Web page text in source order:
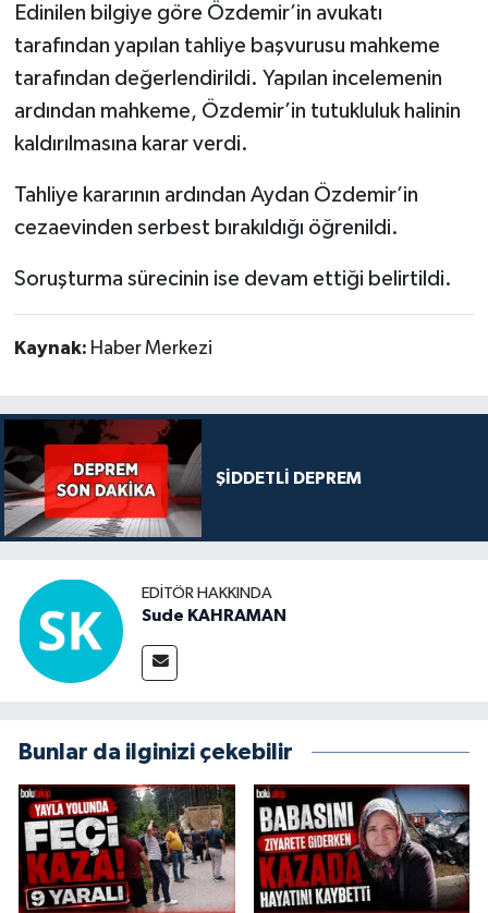
Edinilen bilgiye göre Özdemir’in avukatı
tarafından yapılan tahliye başvurusu mahkeme
tarafından değerlendirildi. Yapılan incelemenin
ardından mahkeme, Özdemir’in tutukluluk halinin
kaldırılmasına karar verdi.
Tahliye kararının ardından Aydan Özdemir’in
cezaevinden serbest bırakıldığı öğrenildi.
Soruşturma sürecinin ise devam ettiği belirtildi.
Kaynak: Haber Merkezi
ŞİDDETLİ DEPREM
EDITÖR HAKKINDA
Sude KAHRAMAN
Bunlar da ilginizi çekebilir